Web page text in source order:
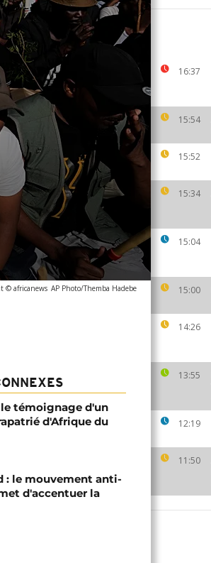
16:37
15:54
15:52
15:34
15:04
15:00
14:26
13:55
12:19
11:50
© africanews AP Photo/Themba Hadebe
témoignage d'un
d'Afrique du
: le mouvement anti-
d'accentuer la